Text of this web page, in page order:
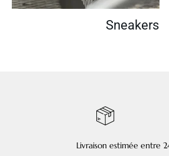
Sneakers
Livraison estimée entre